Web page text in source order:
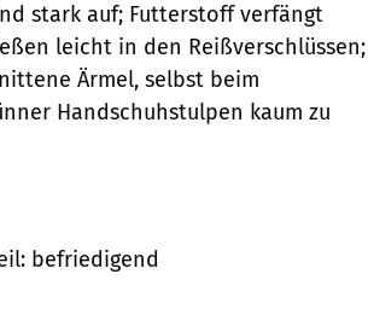
stark auf; Futterstoff verfängt
leicht in den Reißverschlüssen;
Ärmel, selbst beim
Handschuhstulpen kaum zu
befriedigend